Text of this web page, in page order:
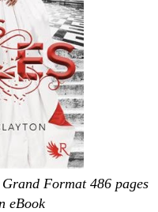
Format 486 pages
eBook